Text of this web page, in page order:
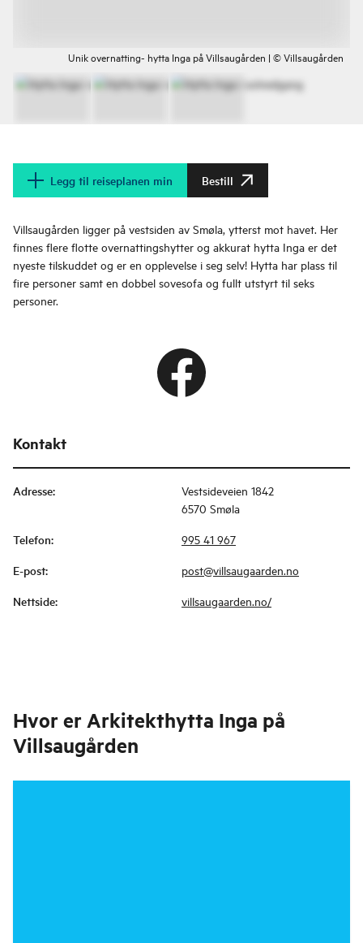
Unik overnatting- hytta Inga på Villsaugården | © Villsaugården
Legg til reiseplanen min Bestill
Villsaugården ligger på vestsiden av Smøla, ytterst mot havet. Her
finnes flere flotte overnattingshytter og akkurat hytta Inga er det
nyeste tilskuddet og er en opplevelse i seg selv! Hytta har plass til
fire personer samt en dobbel sovesofa og fullt utstyrt til seks
personer.
Kontakt
Adresse:
Vestsideveien 1842
6570 Smøla
Telefon: 995 41 967
E-post: post@villsaugaarden.no
Nettside: villsaugaarden.no/
Hvor er Arkitekthytta Inga på
Villsaugården